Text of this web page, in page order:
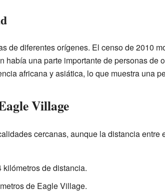
de diferentes orígenes. El censo de 2010
había una parte importante de personas de
africana y asiática, lo que muestra una
Village
cercanas, aunque la distancia
de distancia.
de Eagle Village.